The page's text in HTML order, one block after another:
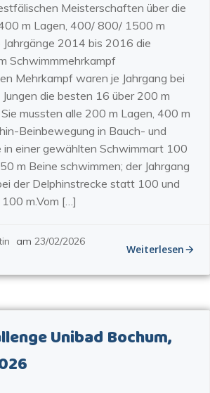
Meisterschaften über die
m Lagen, 400/ 800/ 1500 m
Jahrgänge 2014 bis 2016 die
Schwimmmehrkampf
Mehrkampf waren je Jahrgang bei
die besten 16 über 200 m
mussten alle 200 m Lagen, 400 m
Beinbewegung in Bauch- und
in einer gewählten Schwimmart 100
m Beine schwimmen; der Jahrgang
der Delphinstrecke statt 100 und
m.Vom […]
am 23/02/2026
Weiterlesen
Unibad Bochum,